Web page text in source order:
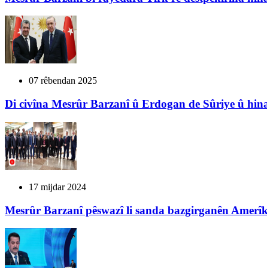
07 rêbendan 2025
Di civîna Mesrûr Barzanî û Erdogan de Sûriye û
17 mijdar 2024
Mesrûr Barzanî pêswazî li sanda bazgirganên